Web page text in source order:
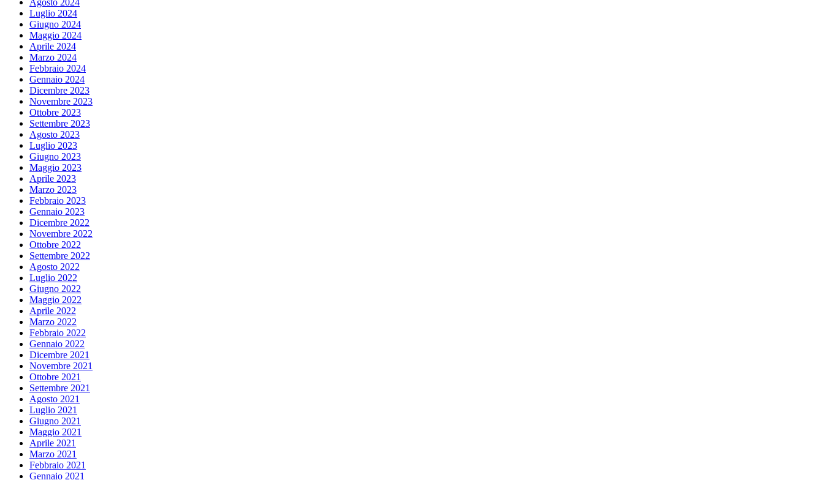
Luglio 2024
Giugno 2024
Maggio 2024
Aprile 2024
Marzo 2024
Febbraio 2024
Gennaio 2024
Dicembre 2023
Novembre 2023
Ottobre 2023
Settembre 2023
Agosto 2023
Luglio 2023
Giugno 2023
Maggio 2023
Aprile 2023
Marzo 2023
Febbraio 2023
Gennaio 2023
Dicembre 2022
Novembre 2022
Ottobre 2022
Settembre 2022
Agosto 2022
Luglio 2022
Giugno 2022
Maggio 2022
Aprile 2022
Marzo 2022
Febbraio 2022
Gennaio 2022
Dicembre 2021
Novembre 2021
Ottobre 2021
Settembre 2021
Agosto 2021
Luglio 2021
Giugno 2021
Maggio 2021
Aprile 2021
Marzo 2021
Febbraio 2021
Gennaio 2021